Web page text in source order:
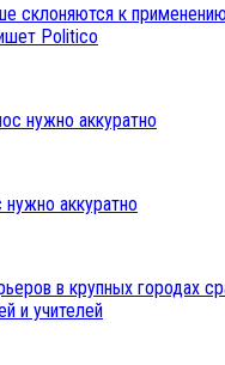
склоняются к
Politico
аккуратно